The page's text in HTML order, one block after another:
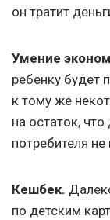
он тратит
Умение
ребенку будет
к тому же
на остаток,
потребителя не
Кешбек.
по детским